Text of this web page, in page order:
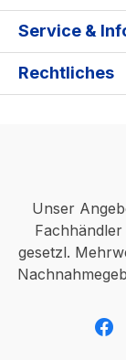
Service &
Rechtliches
Unser
gesetzl.